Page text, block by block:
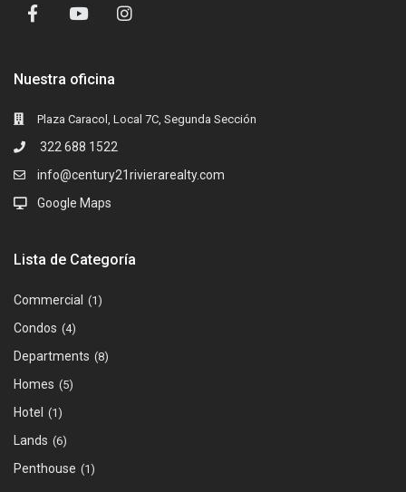
Nuestra oficina
Plaza Caracol, Local 7C, Segunda Sección
322 688 1522
info@century21rivierarealty.com
Google Maps
Lista de Categoría
Commercial (1)
Condos (4)
Departments (8)
Homes (5)
Hotel (1)
Lands (6)
Penthouse (1)